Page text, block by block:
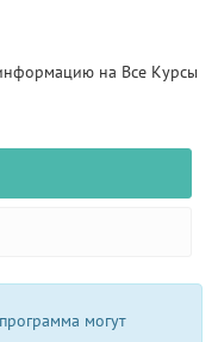
на Все Курсы
могут